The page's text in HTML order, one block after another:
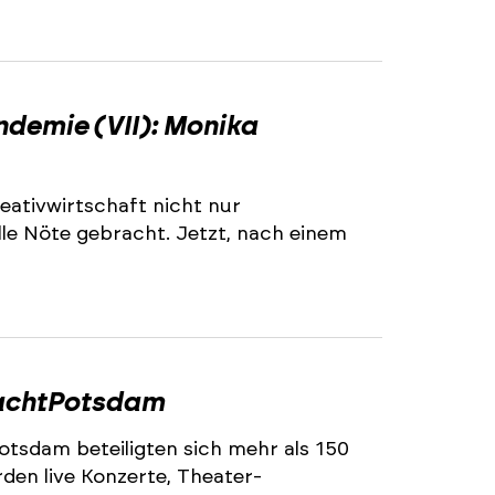
(VII): Monika
nicht nur
Nöte gebracht. Jetzt, nach einem
beteiligten sich mehr als 150
live Konzerte, Theater-